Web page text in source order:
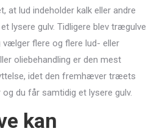
at lud indeholder kalk eller andre
lysere gulv. Tidligere blev trægulve
vælger flere og flere lud- eller
oliebehandling er den mest
idet den fremhæver træets
du får samtidig et lysere gulv.
kan